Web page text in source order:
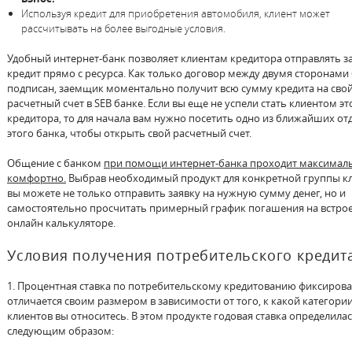
Используя кредит для приобретения автомобиля, клиент может
рассчитывать на более выгодные условия.
Удобный интернет-банк позволяет клиентам кредитора отправлять
кредит прямо с ресурса. Как только договор между двумя сторонами
подписан, заемщик моментально получит всю сумму кредита на
расчетный счет в SEB банке. Если вы еще не успели стать клиентом
кредитора, то для начала вам нужно посетить одно из ближайших
этого банка, чтобы открыть свой расчетный счет.
Общение с банком при помощи интернет-банка проходит
комфортно. Выбрав необходимый продукт для конкретной группы
вы можете не только отправить заявку на нужную сумму денег, но и
самостоятельно просчитать примерный график погашения на
онлайн калькуляторе.
Условия получения потребительского
1. Процентная ставка по потребительскому кредитованию
отличается своим размером в зависимости от того, к какой
клиентов вы относитесь. В этом продукте годовая ставка
следующим образом: